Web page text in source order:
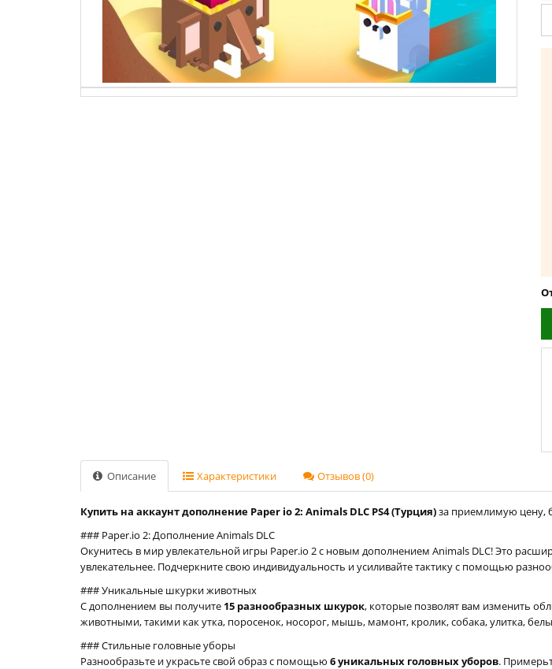
Описание Характеристики Отзывов (0)
Купить на аккаунт дополнение Paper io 2: Animals DLC PS4 (Турция)за приемлимую цену,
### Paper.io 2: Дополнение Animals DLC
Окунитесь в мир увлекательной игры Paper.io 2 с новым дополнением Animals DLC! Это
увлекательнее. Подчеркните свою индивидуальность и усиливайте тактику с помощью
### Уникальные шкурки животных
С дополнением вы получите 15 разнообразных шкурок, которые позволят вам изменить
животными, такими как утка, поросенок, носорог, мышь, мамонт, кролик, собака, улитка,
### Стильные головные уборы
Разнообразьте и украсьте свой образ с помощью 6 уникальных головных уборов.